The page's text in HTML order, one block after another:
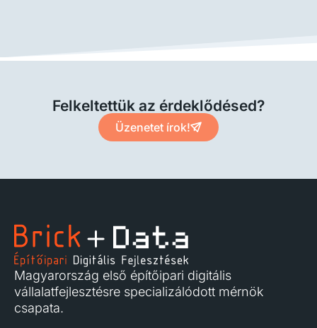
Üzenetet írok!
Felkeltettük az érdeklődésed?
Magyarország első építőipari digitális
vállalatfejlesztésre specializálódott mérnök
csapata.